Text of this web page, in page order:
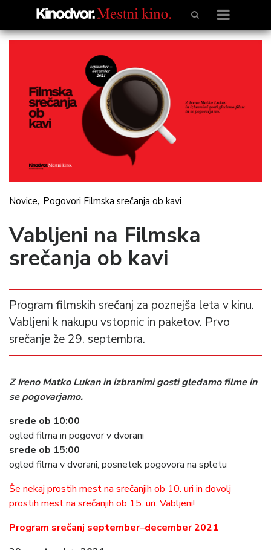
Novice, Pogovori Filmska srečanja ob kavi
Vabljeni na Filmska
srečanja ob kavi
Program filmskih srečanj za poznejša leta v kinu.
Vabljeni k nakupu vstopnic in paketov. Prvo
srečanje že 29. septembra.
Z Ireno Matko Lukan in izbranimi gosti gledamo filme in
se pogovarjamo.
srede ob 10:00
ogled filma in pogovor v dvorani
srede ob 15:00
ogled filma v dvorani, posnetek pogovora na spletu
Še nekaj prostih mest na srečanjih ob 10. uri in dovolj
prostih mest na srečanjih ob 15. uri. Vabljeni!
Program srečanj september–december 2021